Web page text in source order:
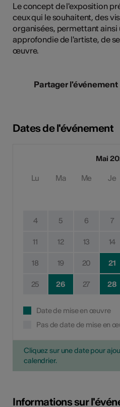
Le concept de l'exposition
ceux qui le souhaitent, des
organisées, permettant ainsi
approfondie de l'artiste, de
œuvre.
Partager l'événement
Dates de l'événement
Mai
Lu Ma Me Je
4 5 6 7
11 12 13 14
18 19 20 21
25 26 27 28
Date de mise en œuvre
Pas de date de mise en
Cliquez sur une date pour
calendrier.
Informations sur